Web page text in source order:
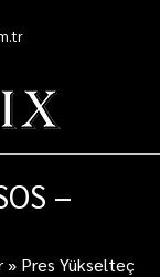
–
» Pres Yükselteç